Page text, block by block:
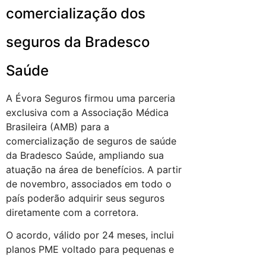
comercialização dos
seguros da Bradesco
Saúde
A Évora Seguros firmou uma parceria
exclusiva com a Associação Médica
Brasileira (AMB) para a
comercialização de seguros de saúde
da Bradesco Saúde, ampliando sua
atuação na área de benefícios. A partir
de novembro, associados em todo o
país poderão adquirir seus seguros
diretamente com a corretora.
O acordo, válido por 24 meses, inclui
planos PME voltado para pequenas e